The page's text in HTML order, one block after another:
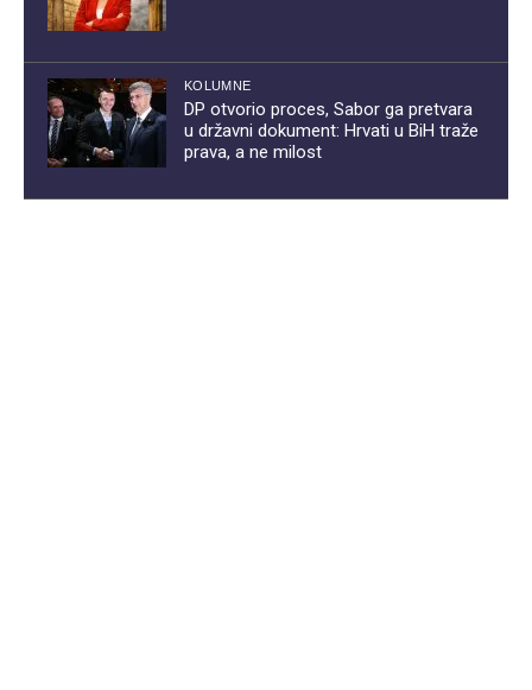
KOLUMNE
DP otvorio proces, Sabor ga pretvara
u državni dokument: Hrvati u BiH traže
prava, a ne milost